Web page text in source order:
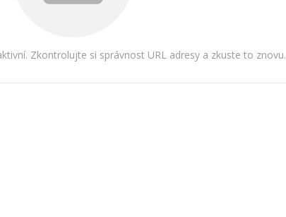
Zkontrolujte si správnost URL adresy a zkuste to znovu.